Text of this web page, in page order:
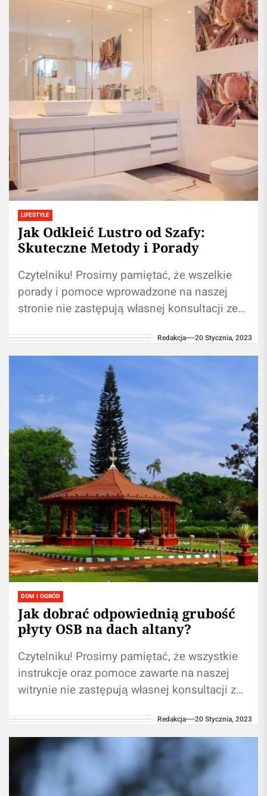
LIFESTYLE
Jak Odkleić Lustro od Szafy:
Skuteczne Metody i Porady
Czytelniku! Prosimy pamiętać, że wszelkie
porady i pomoce wprowadzone na naszej
stronie nie zastępują własnej konsultacji ze
z treści zawartych na naszym...
Redakcja 20 Stycznia, 2023
DOM I OGRÓD
Jak dobrać odpowiednią grubość
płyty OSB na dach altany?
Czytelniku! Prosimy pamiętać, że wszystkie
instrukcje oraz pomoce zawarte na naszej
witrynie nie zastępują własnej konsultacji ze
zawartych na naszym blogu w...
Redakcja 20 Stycznia, 2023